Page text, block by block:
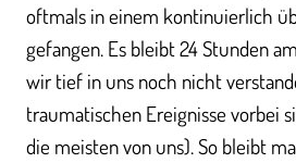
oftmals in einem kontinuierlich
gefangen. Es bleibt 24 Stunden
wir tief in uns noch nicht
traumatischen Ereignisse vorbei
die meisten von uns). So bleibt